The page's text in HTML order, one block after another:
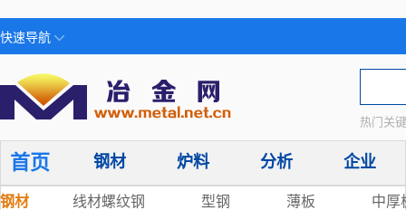
快速导航
热门关
首页 钢材 炉料 分析 企业
钢材 线材螺纹钢 型钢 薄板
中厚